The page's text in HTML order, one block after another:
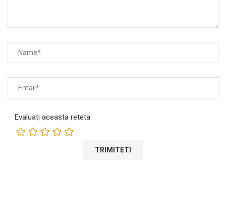
Evaluati aceasta reteta